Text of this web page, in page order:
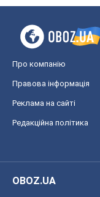
Про компанію
Правова інформація
Реклама на сайті
Редакційна політика
OBOZ.UA